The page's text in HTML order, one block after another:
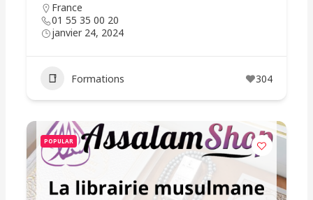
France
01 55 35 00 20
janvier 24, 2024
Formations 304
POPULAR